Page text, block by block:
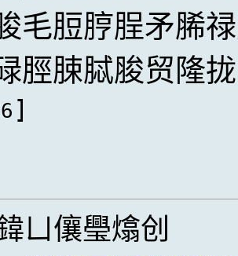
毛脰脝脭矛脪
脛脨脦脧贸隆拢
]
ㄩ儴璺熻创